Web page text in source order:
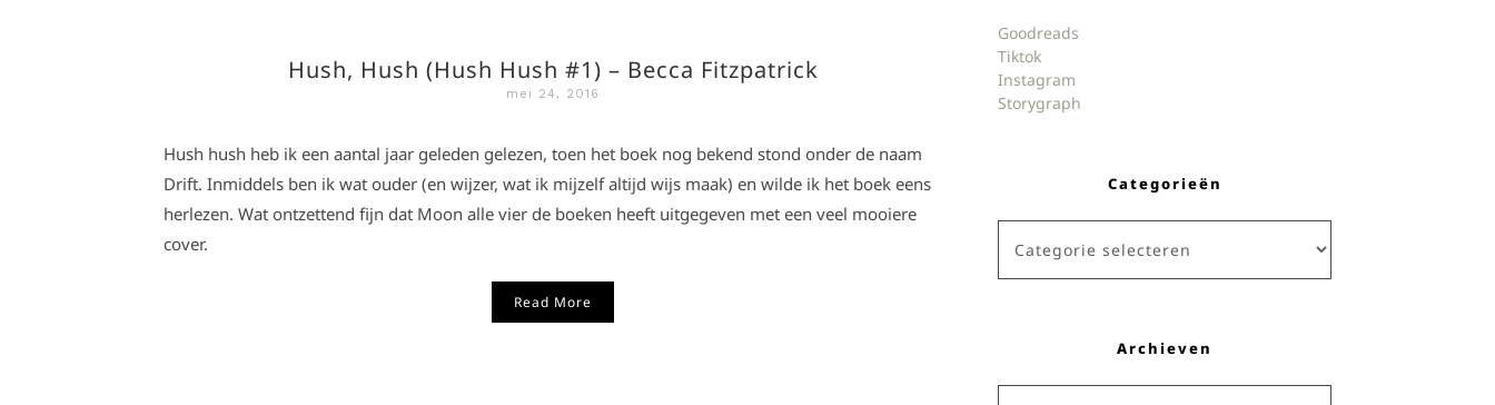
Hush, Hush (Hush Hush #1) – Becca Fitzpatrick
mei 24, 2016
Hush hush heb ik een aantal jaar geleden gelezen, toen het boek nog bekend stond onder de naam
Drift. Inmiddels ben ik wat ouder (en wijzer, wat ik mijzelf altijd wijs maak) en wilde ik het boek eens
herlezen. Wat ontzettend fijn dat Moon alle vier de boeken heeft uitgegeven met een veel mooiere
cover.
Read More
Goodreads
Tiktok
Instagram
Storygraph
Categorieën
Archieven